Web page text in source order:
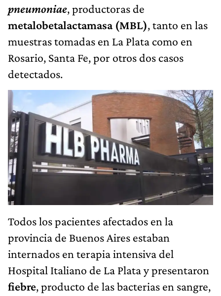
pneumoniae, productoras de
metalobetalactamasa (MBL), tanto en las
muestras tomadas en La Plata como en
Rosario, Santa Fe, por otros dos casos
detectados.
Todos los pacientes afectados en la
provincia de Buenos Aires estaban
internados en terapia intensiva del
Hospital Italiano de La Plata y presentaron
fiebre, producto de las bacterias en sangre,